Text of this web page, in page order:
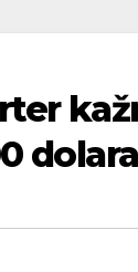
dolara